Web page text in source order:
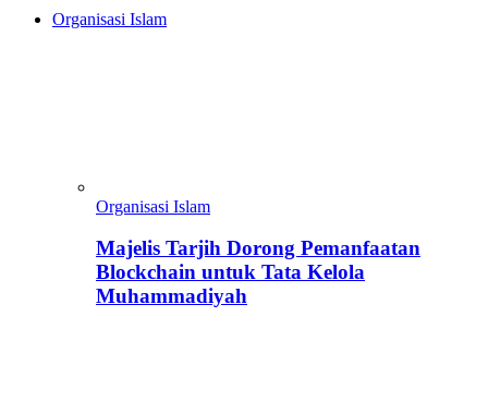
Organisasi Islam
Organisasi Islam
Majelis Tarjih Dorong Pemanfaatan
Blockchain untuk Tata Kelola
Muhammadiyah